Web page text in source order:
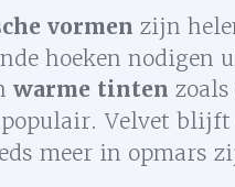
vormen zijn
hoeken nodigen
warme tinten
Velvet blijft
meer in opmars